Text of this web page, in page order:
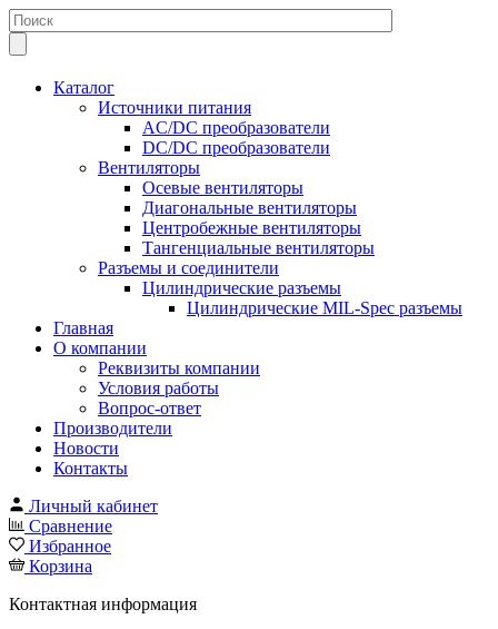
Каталог
Источники питания
AC/DC преобразователи
DC/DC преобразователи
Вентиляторы
Осевые вентиляторы
Диагональные вентиляторы
Центробежные вентиляторы
Тангенциальные вентиляторы
Разъемы и соединители
Цилиндрические разъемы
Цилиндрические MIL-Spec разъемы
Главная
О компании
Реквизиты компании
Условия работы
Вопрос-ответ
Производители
Новости
Контакты
Личный кабинет
Сравнение
Избранное
Корзина
Контактная информация